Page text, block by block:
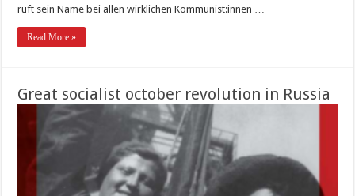
ruft sein Name bei allen wirklichen Kommunist:innen …
Read More »
Great socialist october revolution in Russia